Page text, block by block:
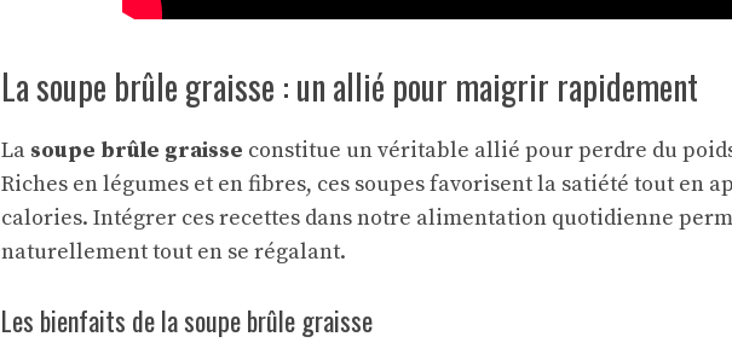
La soupe brûle graisse : un allié pour maigrir rapidement
La soupe brûle graisse constitue un véritable allié pour perdre du
Riches en légumes et en fibres, ces soupes favorisent la satiété tout en
calories. Intégrer ces recettes dans notre alimentation quotidienne
naturellement tout en se régalant.
Les bienfaits de la soupe brûle graisse